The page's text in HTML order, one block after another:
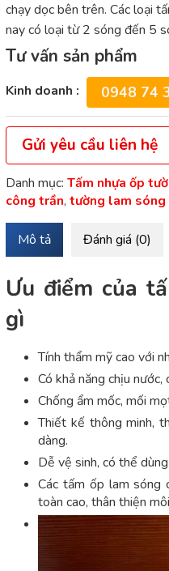
chạy dọc bên trên. Các loại
nay có loại từ 2 sóng đến 5
Tư vấn sản phẩm
Kinh doanh : 0948 74
Gửi yêu cầu liên hệ
Danh mục: Tấm nhựa ốp
công trần, tường lam sóng
Mô tả Đánh giá (0)
Ưu điểm của
gì
Tính thẩm mỹ cao với
Có khả năng chịu nước,
Chống ẩm mốc, mối
Thiết kế thông minh,
dàng.
Dễ vệ sinh, có thể
Các tấm ốp lam sóng
toàn cao, thân thiện